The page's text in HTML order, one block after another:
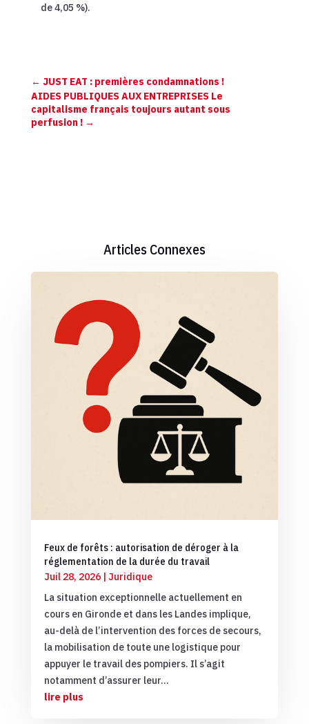
de 4,05 %).
← JUST EAT : premières condamnations !
AIDES PUBLIQUES AUX ENTREPRISES Le
capitalisme français toujours autant sous
perfusion !→
Articles Connexes
Feux de forêts : autorisation de déroger à la
réglementation de la durée du travail
Juil 28, 2026| Juridique
La situation exceptionnelle actuellement en
cours en Gironde et dans les Landes implique,
au-delà de l’intervention des forces de secours,
la mobilisation de toute une logistique pour
appuyer le travail des pompiers. Il s’agit
notamment d’assurer leur...
lire plus